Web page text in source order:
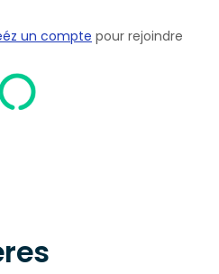
un compte pour rejoindre